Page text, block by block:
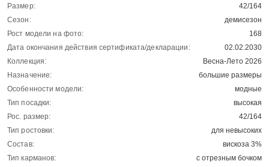
Размер:
42/164
Сезон:
демисезон
Рост модели на фото:
168
Дата окончания действия сертификата/декларации:
02.02.2030
Коллекция:
Весна-Лето 2026
Назначение:
большие размеры
Особенности модели:
модные
Тип посадки:
высокая
Рос. размер:
42/164
Тип ростовки:
для невысоких
Состав:
вискоза 3%
Тип карманов:
с отрезным бочком